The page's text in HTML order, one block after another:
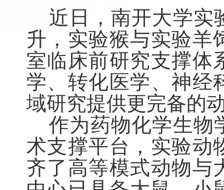
近日，南开大学实
升， 实验猴与实验羊
室临床前研究支撑体
学、转化医学、神经
域研究提供更完备的
作为药物化学生物
术支撑平台，实验动
齐了高等模式动物与